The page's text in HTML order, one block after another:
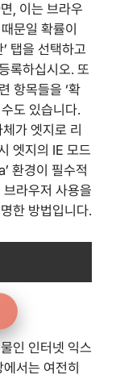
, 이는 브라우
문일 확률이
탭을 선택하고
록하십시오. 또
항목들을 ‘확
도 있습니다.
가 엣지로 리
엣지의 IE 모드
환경이 필수적
라우저 사용을
한 방법입니다.
인 인터넷 익스
서는 여전히